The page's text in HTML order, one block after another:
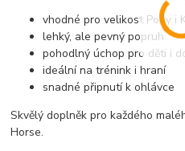
vhodné pro velikost Pony i
lehký, ale pevný popruh
pohodlný úchop pro děti i
ideální na trénink i hraní
snadné připnutí k ohlávce
Skvělý doplněk pro každého
Horse.